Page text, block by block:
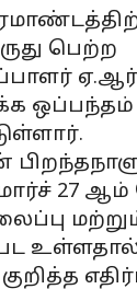
பெற்ற
ஒப்பந்தம்
27 ஆம்
குறித்த